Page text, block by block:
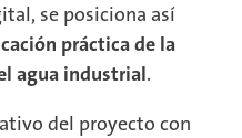
se posiciona así
práctica de la
agua industrial.
del proyecto con